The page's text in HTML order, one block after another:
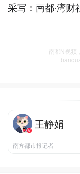
采写：南都·湾财
南都N视频
王静娟
南方都市报记者